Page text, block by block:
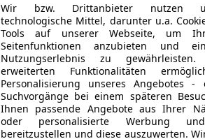
Wir bzw. Drittanbieter nutzen
technologische Mittel, darunter u.a.
Tools auf unserer Webseite, um
Seitenfunktionen anzubieten und
Nutzungserlebnis zu
erweiterten Funktionalitäten
Personalisierung unseres Angebotes
Suchvorgänge bei einem späteren
Ihnen passende Angebote aus Ihrer
oder personalisierte Werbung
bereitzustellen und diese auszuwerten.